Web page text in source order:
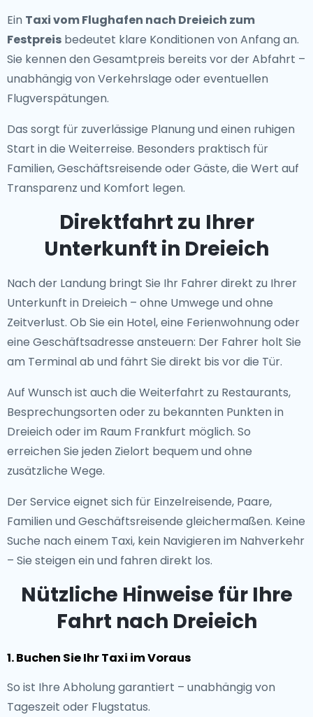
Ein Taxi vom Flughafen nach Dreieich zum
Festpreis bedeutet klare Konditionen von Anfang an.
Sie kennen den Gesamtpreis bereits vor der Abfahrt –
unabhängig von Verkehrslage oder eventuellen
Flugverspätungen.
Das sorgt für zuverlässige Planung und einen ruhigen
Start in die Weiterreise. Besonders praktisch für
Familien, Geschäftsreisende oder Gäste, die Wert auf
Transparenz und Komfort legen.
Direktfahrt zu Ihrer
Unterkunft in Dreieich
Nach der Landung bringt Sie Ihr Fahrer direkt zu Ihrer
Unterkunft in Dreieich – ohne Umwege und ohne
Zeitverlust. Ob Sie ein Hotel, eine Ferienwohnung oder
eine Geschäftsadresse ansteuern: Der Fahrer holt Sie
am Terminal ab und fährt Sie direkt bis vor die Tür.
Auf Wunsch ist auch die Weiterfahrt zu Restaurants,
Besprechungsorten oder zu bekannten Punkten in
Dreieich oder im Raum Frankfurt möglich. So
erreichen Sie jeden Zielort bequem und ohne
zusätzliche Wege.
Der Service eignet sich für Einzelreisende, Paare,
Familien und Geschäftsreisende gleichermaßen. Keine
Suche nach einem Taxi, kein Navigieren im Nahverkehr
– Sie steigen ein und fahren direkt los.
Nützliche Hinweise für Ihre
Fahrt nach Dreieich
1. Buchen Sie Ihr Taxi im Voraus
So ist Ihre Abholung garantiert – unabhängig von
Tageszeit oder Flugstatus.